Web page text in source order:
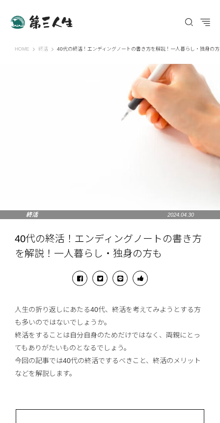
HOME 第三人生 〜寄り道の歩き方〜
終活 40代の終活！エンディングノートの書き方を解説！一人暮らし・独身の
終活 2024.04.30
40代の終活！エンディングノートの書き方
を解説！一人暮らし・独身の方も
人生の折り返しにあたる40代、終活を考えてみようとする方
も多いのではないでしょうか。
終活をすることは自分自身のためだけではなく、両親にとっ
てもありがたいものとなるでしょう。
今回の記事では40代の終活でするべきこと、終活のメリット
などを解説します。